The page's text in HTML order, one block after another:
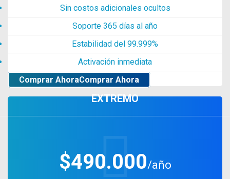
Sin costos adicionales ocultos
Soporte 365 días al año
Estabilidad del 99.999%
Activación inmediata
Comprar AhoraComprar Ahora
EXTREMO
$490.000/año